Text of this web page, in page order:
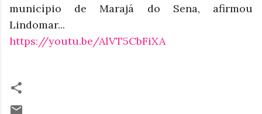
município de Marajá do Sena, afirmou
Lindomar...
https://youtu.be/AlVT5CbFiXA